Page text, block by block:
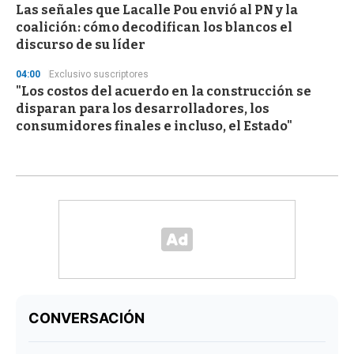
Las señales que Lacalle Pou envió al PN y la
coalición: cómo decodifican los blancos el
discurso de su líder
04:00 Exclusivo suscriptores
"Los costos del acuerdo en la construcción se
disparan para los desarrolladores, los
consumidores finales e incluso, el Estado"